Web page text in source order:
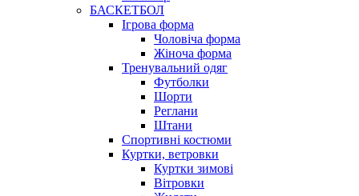
БАСКЕТБОЛ
Ігрова форма
Чоловіча форма
Жіноча форма
Тренувальний одяг
Футболки
Шорти
Реглани
Штани
Спортивні костюми
Куртки, ветровки
Куртки зимові
Вітровки